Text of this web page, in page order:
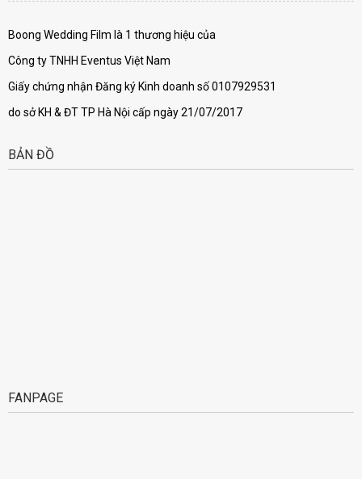
Boong Wedding Film là 1 thương hiệu của
Công ty TNHH Eventus Việt Nam
Giấy chứng nhận Đăng ký Kinh doanh số 0107929531
do sở KH & ĐT TP Hà Nội cấp ngày 21/07/2017
BẢN ĐỒ
FANPAGE